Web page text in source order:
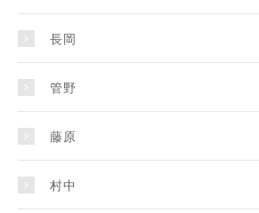
長岡
管野
藤原
村中